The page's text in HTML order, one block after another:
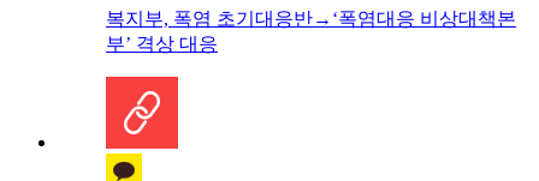
복지부, 폭염 초기대응반→‘폭염대응 비상대책본
부’ 격상 대응